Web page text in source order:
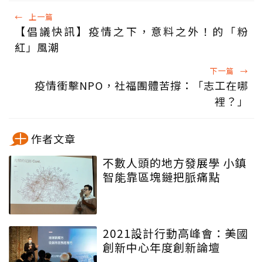
← 上一篇
【倡議快訊】疫情之下，意料之外！的「粉
紅」風潮
下一篇 →
疫情衝擊NPO，社福團體苦撐：「志工在哪
裡？」
作者文章
不數人頭的地方發展學 小鎮
智能靠區塊鏈把脈痛點
2021設計行動高峰會：美國
創新中心年度創新論壇